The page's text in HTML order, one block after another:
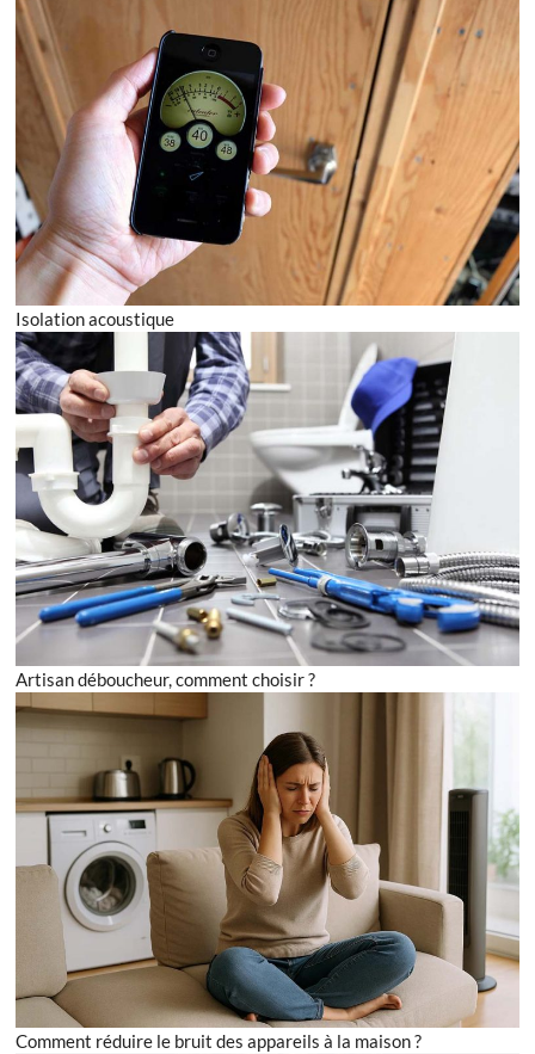
Isolation acoustique
Artisan déboucheur, comment choisir ?
Comment réduire le bruit des appareils à la maison ?